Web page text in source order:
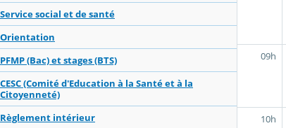
Service social et de santé
Orientation
PFMP (Bac) et stages (BTS)
CESC (Comité d'Education à la Santé et à la
Citoyenneté)
Règlement intérieur
09h
10h